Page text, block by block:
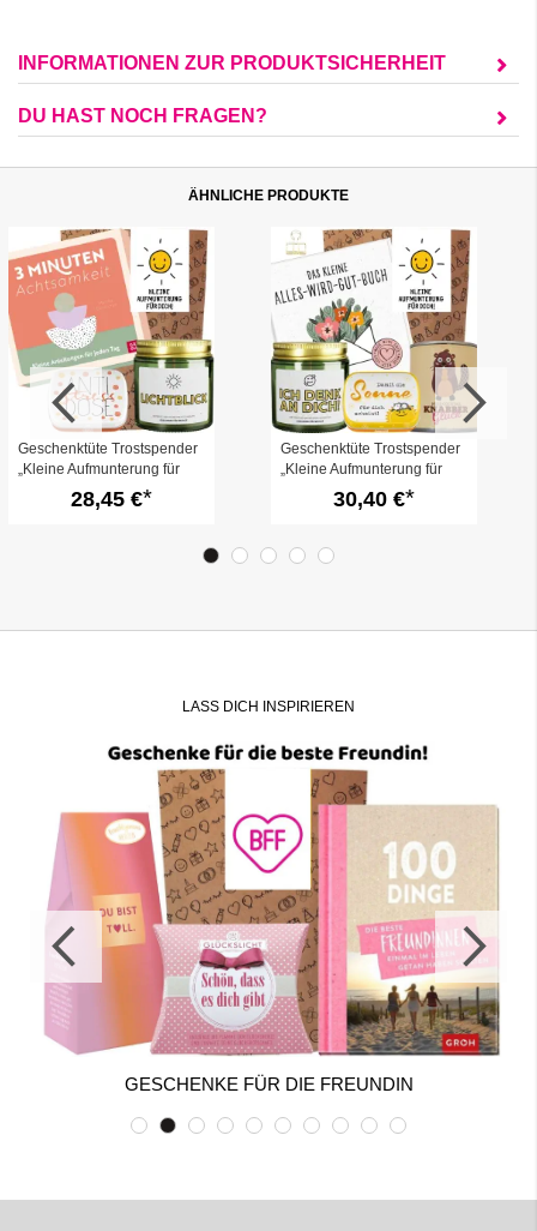
INFORMATIONEN ZUR PRODUKTSICHERHEIT
DU HAST NOCH FRAGEN?
ÄHNLICHE PRODUKTE
Geschenktüte Trostspender
„Kleine Aufmunterung für
dich“ (Set 19)28,45 €
Geschenktüte Trostspender
„Kleine Aufmunterung für
dich“ (Set 17)30,40 €
LASS DICH INSPIRIEREN
GESCHENKE FÜR DIE FREUNDIN